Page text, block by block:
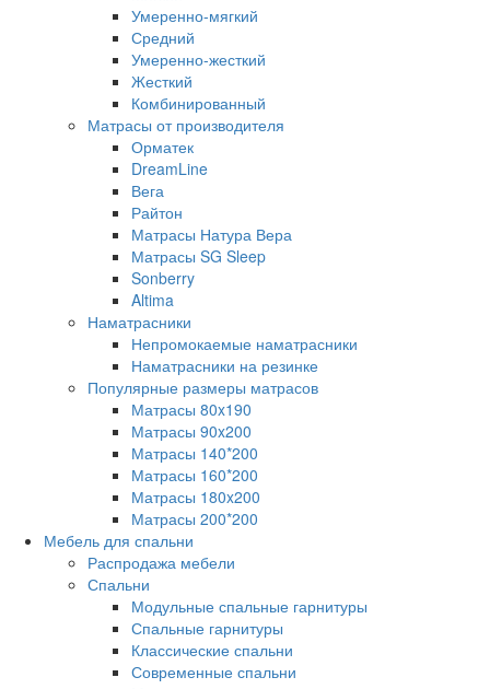
Умеренно-мягкий
Средний
Умеренно-жесткий
Жесткий
Комбинированный
Матрасы от производителя
Орматек
DreamLine
Вега
Райтон
Матрасы Натура Вера
Матрасы SG Sleep
Sonberry
Altima
Наматрасники
Непромокаемые наматрасники
Наматрасники на резинке
Популярные размеры матрасов
Матрасы 80x190
Матрасы 90x200
Матрасы 140*200
Матрасы 160*200
Матрасы 180x200
Матрасы 200*200
Мебель для спальни
Распродажа мебели
Спальни
Модульные спальные гарнитуры
Спальные гарнитуры
Классические спальни
Современные спальни